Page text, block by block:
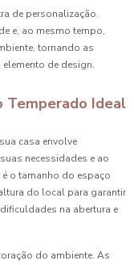
de personalização.
e, ao mesmo tempo,
tornando as
de design.
Temperado Ideal
casa envolve
necessidades e ao
o tamanho do espaço
do local para garantir
na abertura e
do ambiente. As